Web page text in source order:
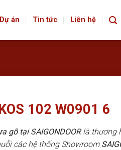
Dự án Tin tức Liên hệ
102 W0901 6
gỗ tại SAIGONDOORlà thương
các hệ thống Showroom